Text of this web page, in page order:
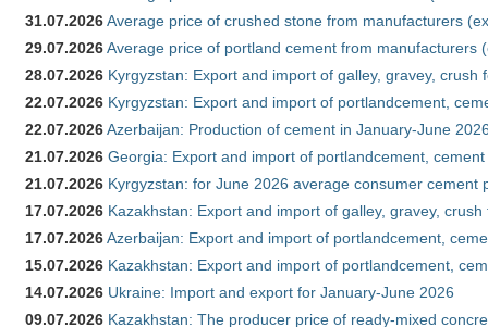
31.07.2026Average price of crushed stone from manufacturers
29.07.2026Average price of portland cement from manufacturers
28.07.2026 Kyrgyzstan: Export and import of galley, gravey,
22.07.2026 Kyrgyzstan: Export and import of portlandcement,
22.07.2026Azerbaijan: Production of cement in January-June
21.07.2026 Georgia: Export and import of portlandcement,
21.07.2026 Kyrgyzstan: for June 2026 average consumer cement
17.07.2026 Kazakhstan: Export and import of galley, gravey,
17.07.2026Azerbaijan: Export and import of portlandcement,
15.07.2026 Kazakhstan: Export and import of portlandcement,
14.07.2026 Ukraine: Import and export for January-June 2026
09.07.2026 Kazakhstan: The producer price of ready-mixed